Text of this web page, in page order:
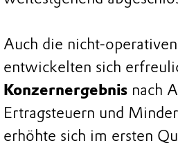
Auch die nicht-
entwickelten sich
Konzernergebnis nach
Ertragsteuern und
erhöhte sich im ersten